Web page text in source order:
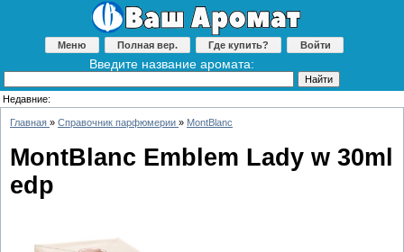
Меню Полная вер. Где купить? Войти
Введите название аромата:
Недавние:
Главная » Справочник парфюмерии » MontBlanc
MontBlanc Emblem Lady w 30ml
edp